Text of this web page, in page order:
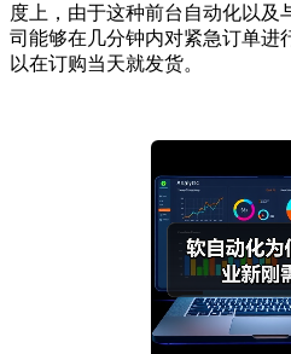
度上，由于这种前台自动化以及
司能够在几分钟内对紧急订单进
以在订购当天就发货。